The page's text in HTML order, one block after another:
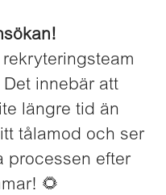
innebär att
längre tid än
tålamod och ser
processen efter
🌻